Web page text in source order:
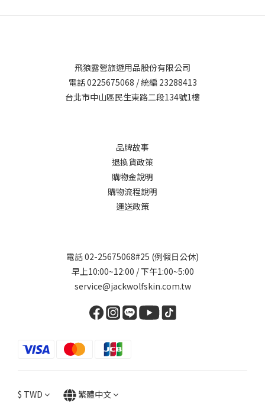
飛狼露營旅遊用品股份有限公司
電話 0225675068 / 統編 23288413
台北市中山區民生東路二段134號1樓
品牌故事
退換貨政策
購物金說明
購物流程說明
運送政策
電話 02-25675068#25 (例假日公休)
早上10:00~12:00 / 下午1:00~5:00
service@jackwolfskin.com.tw
$ TWD 繁體中文